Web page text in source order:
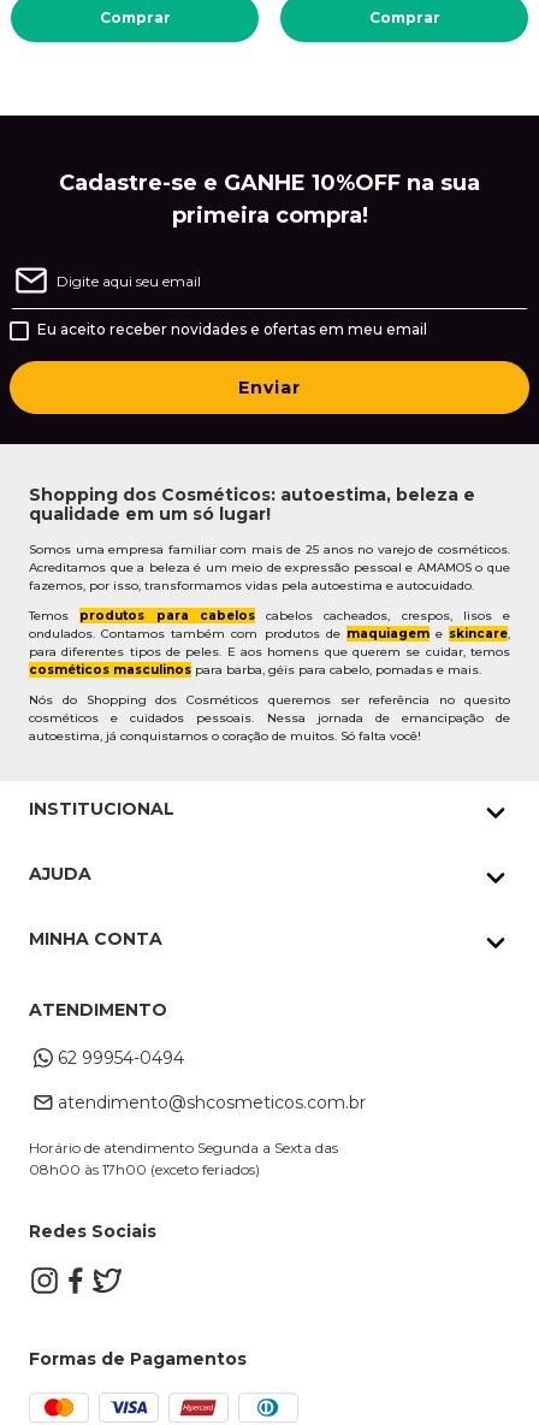
Comprar Comprar
Cadastre-se e GANHE 10%OFF na sua
primeira compra!
Eu aceito receber novidades e ofertas em meu email
Enviar
Shopping dos Cosméticos: autoestima, beleza e
qualidade em um só lugar!
Somos uma empresa familiar com mais de 25 anos no varejo de cosméticos.
Acreditamos que a beleza é um meio de expressão pessoal e AMAMOS o que
fazemos, por isso, transformamos vidas pela autoestima e autocuidado.
Temos produtos para cabeloscabelos cacheados, crespos, lisos e
ondulados. Contamos também com produtos de maquiageme skincare,
para diferentes tipos de peles. E aos homens que querem se cuidar, temos
cosméticos masculinos para barba, géis para cabelo, pomadas e mais.
Nós do Shopping dos Cosméticos queremos ser referência no quesito
cosméticos e cuidados pessoais. Nessa jornada de emancipação de
autoestima, já conquistamos o coração de muitos. Só falta você!
INSTITUCIONAL
Pedidos Whatsapp
Cupons
AJUDA
Troca e Devoluções
Dúvidas Frequentes
MINHA CONTA
Alterar Cadastro
ATENDIMENTO
62 99954-0494
atendimento@shcosmeticos.com.br
Horário de atendimento Segunda a Sexta das
08h00 às 17h00 (exceto feriados)
Redes Sociais
Formas de Pagamentos